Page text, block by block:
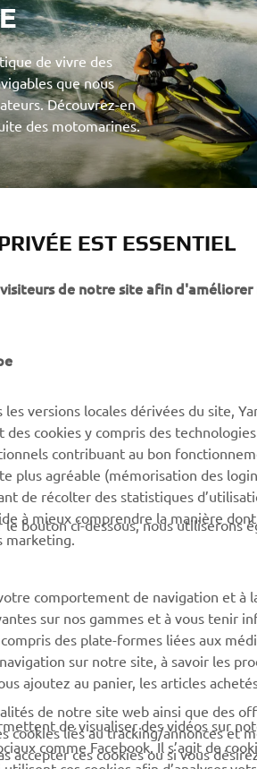
de vivre des
que nous
Découvrez-en
Data
MyYamaha
Yamaha Music
Yamaha Racing
Yamaha Motor Global
EST ESSENTIEL
de notre site afin
versions locales dérivées du site,
cookies y compris des
contribuant au bon
plus agréable (mémorisation des
de récolter des statistiques
à mieux comprendre la manière
marketing.
bouton ci-dessous, nous utiliserons
comportement de navigation et à
sur nos gammes et à vous tenir
des plate-formes liées aux
sur notre site, à savoir les
ajoutez au panier, les articles
de visualiser des vidéos sur
comme Facebook. Il s’agit de
de notre site web ainsi que des
cookies liés au tracking/annonces et
accepter ces cookies ou si vous